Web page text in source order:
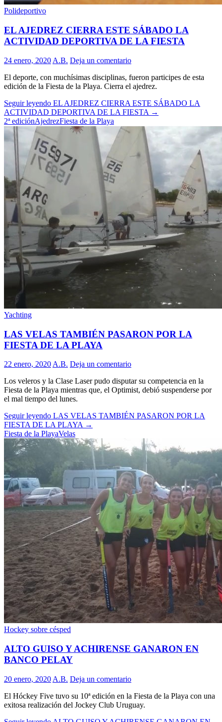
Polideportivo
EL AJEDREZ CIERRA ESTE SÁBADO LA
ACTIVIDAD DEPORTIVA DE LA FIESTA
24 enero, 2020 A.B. Deja un comentario
El deporte, con muchísimas disciplinas, fueron participes de esta
edición de la Fiesta de la Playa. Cierra el ajedrez.
Seguir leyendo EL AJEDREZ CIERRA ESTE SÁBADO LA
ACTIVIDAD DEPORTIVA DE LA FIESTA →
2ª ediciónAjedrezFiesta de la Playa
Yachting
LAS VELAS TAMBIÉN PASARON POR LA
FIESTA DE LA PLAYA
22 enero, 2020 A.B. Deja un comentario
Los veleros y la Clase Laser pudo disputar su competencia en la
Fiesta de la Playa mientras que, el Optimist, debió suspenderse por
el mal tiempo del lunes.
Seguir leyendo LAS VELAS TAMBIÉN PASARON POR LA
FIESTA DE LA PLAYA →
Fiesta de la PlayaVelas
Hockey sobre césped
ALTO GUISO Y ACHIRENSE GANARON EN
BANCO PELAY
20 enero, 2020 A.B. Deja un comentario
El Hóckey Five tuvo su 10ª edición en la Fiesta de la Playa con una
exitosa realización del Jockey Club Uruguay.